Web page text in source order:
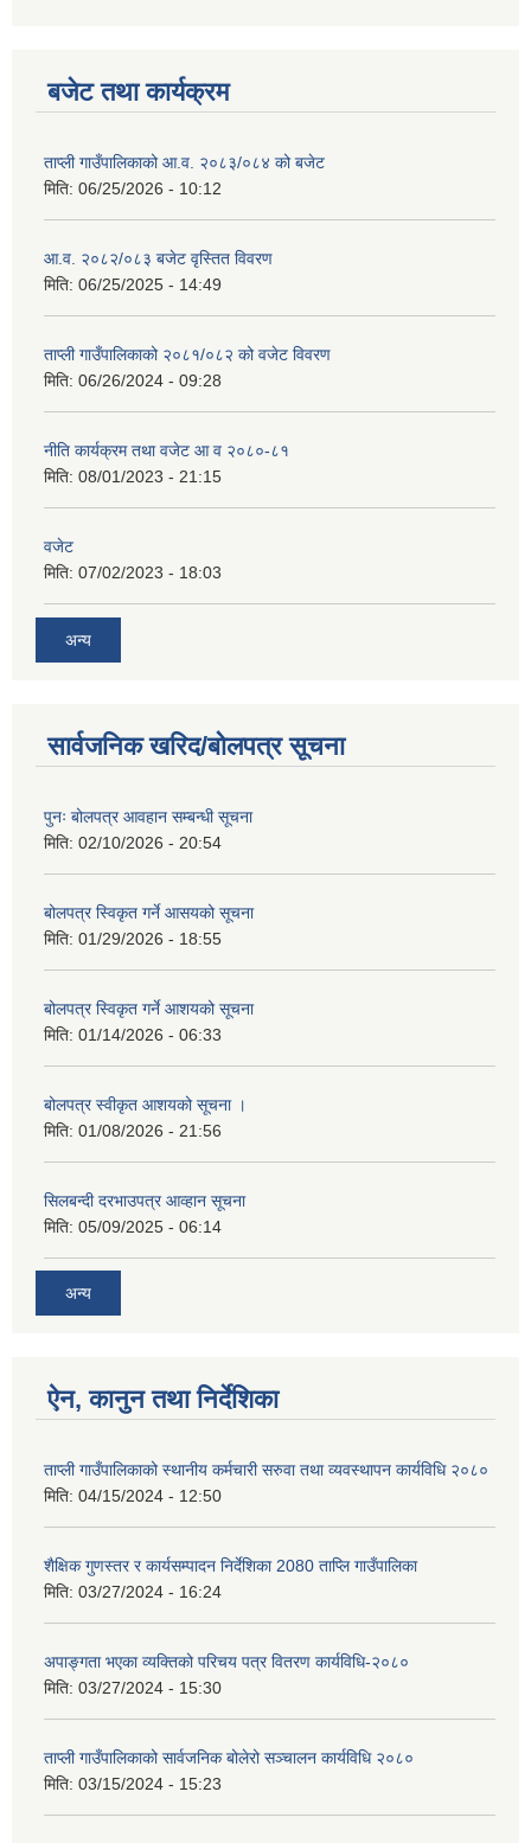
बजेट तथा कार्यक्रम
ताप्ली गाउँपालिकाको आ.व. २०८३/०८४ को बजेट
मिति: 06/25/2026 - 10:12
आ.व. २०८२/०८३ बजेट वृस्तित विवरण
मिति: 06/25/2025 - 14:49
ताप्ली गाउँपालिकाको २०८१/०८२ को वजेट विवरण
मिति: 06/26/2024 - 09:28
नीति कार्यक्रम तथा वजेट आ व २०८०-८१
मिति: 08/01/2023 - 21:15
वजेट
मिति: 07/02/2023 - 18:03
अन्य
सार्वजनिक खरिद/बोलपत्र सूचना
पुनः बोलपत्र आवहान सम्बन्धी सूचना
मिति: 02/10/2026 - 20:54
बोलपत्र स्विकृत गर्ने आसयको सूचना
मिति: 01/29/2026 - 18:55
बोलपत्र स्विकृत गर्ने आशयको सूचना
मिति: 01/14/2026 - 06:33
बोलपत्र स्वीकृत आशयको सूचना ।
मिति: 01/08/2026 - 21:56
सिलबन्दी दरभाउपत्र आव्हान सूचना
मिति: 05/09/2025 - 06:14
अन्य
ऐन, कानुन तथा निर्देशिका
ताप्ली गाउँपालिकाको स्थानीय कर्मचारी सरुवा तथा व्यवस्थापन कार्यविधि २०८०
मिति: 04/15/2024 - 12:50
शैक्षिक गुणस्तर र कार्यसम्पादन निर्देशिका 2080 ताप्लि गाउँपालिका
मिति: 03/27/2024 - 16:24
अपाङ्गता भएका व्यक्तिको परिचय पत्र वितरण कार्यविधि-२०८०
मिति: 03/27/2024 - 15:30
ताप्ली गाउँपालिकाको सार्वजनिक बोलेरो सञ्चालन कार्यविधि २०८०
मिति: 03/15/2024 - 15:23